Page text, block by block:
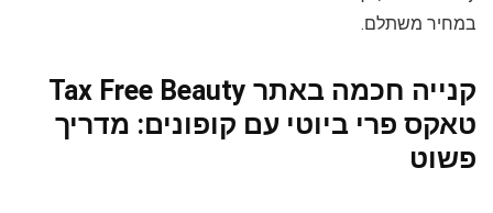
במחיר משתלם.
קנייה חכמה באתר Tax Free Beauty
טאקס פרי ביוטי עם קופונים: מדריך
פשוט